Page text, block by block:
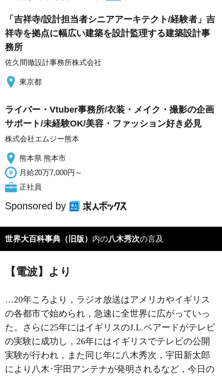
「吉祥寺/設計担当者シニアアーキテクト/経験者」吉
祥寺を拠点に幅広い建築を設計監理する建築設計事
務所
佐久間徹設計事務所株式会社
東京都
ライバー・Vtuber事務所/衣装・メイク・撮影の企画
サポート/未経験OK/美容・ファッション好き必見
株式会社エムジー熊本
熊本県 熊本市
月給20万7,000円～
正社員
Sponsored by
世界大百科事典（旧版） 内の八木秀次の言及
【電波】より
…20年ころより，ラジオ放送はアメリカやイギリス
の各都市で始められ，急速に全世界に広がっていっ
た。さらに25年にはイギリスのJ.L.ベアードがテレビ
の実験に成功し，26年にはイギリスでテレビの公開
実験が行われ，また同じ年に八木秀次，宇田新太郎
により八木･宇田アンテナが発明されるなど，今日の